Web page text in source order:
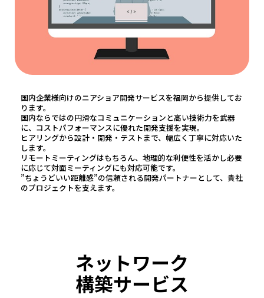
国内企業様向けのニアショア開発サービスを福岡から提供してお
ります。
国内ならではの円滑なコミュニケーションと高い技術力を武器
に、コストパフォーマンスに優れた開発支援を実現。
ヒアリングから設計・開発・テストまで、幅広く丁寧に対応いた
します。
リモートミーティングはもちろん、地理的な利便性を活かし必要
に応じて対面ミーティングにも対応可能です。
”ちょうどいい距離感”の信頼される開発パートナーとして、貴社
のプロジェクトを支えます。
ネットワーク
構築サービス